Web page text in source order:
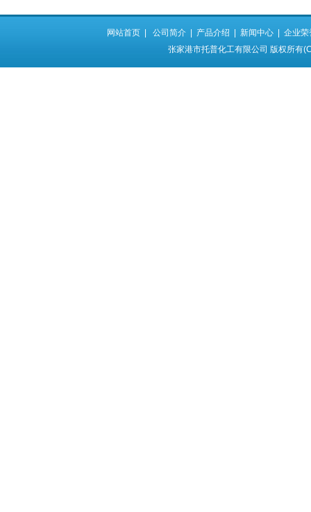
网站首页 公司简介 产品介绍 新闻中心
企业荣
张家港市托普化工有限公司 版权所有